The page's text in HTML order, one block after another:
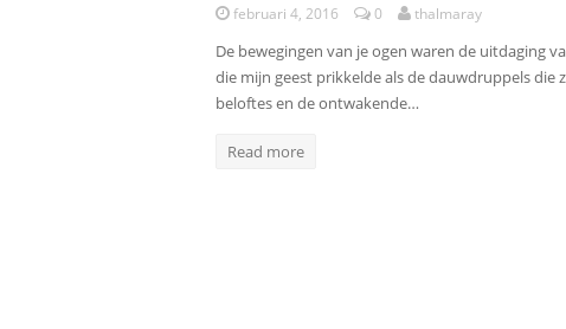
februari 4, 2016 0 thalmaray
De bewegingen van je ogen waren de uitdaging
die mijn geest prikkelde als de dauwdruppels
beloftes en de ontwakende…
Read more